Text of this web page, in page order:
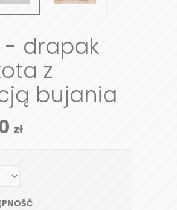
- drapak
z
bujania
zł